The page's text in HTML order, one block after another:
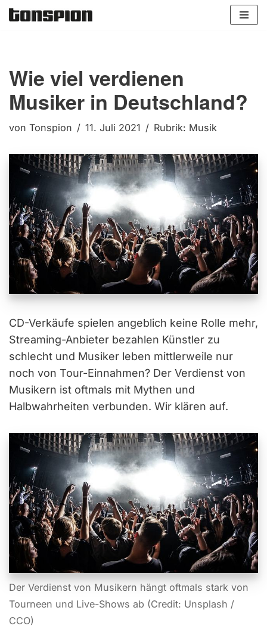
Wie viel verdienen
Musiker in Deutschland?
von Tonspion 11. Juli 2021 Rubrik: Musik
CD-Verkäufe spielen angeblich keine Rolle mehr,
Streaming-Anbieter bezahlen Künstler zu
schlecht und Musiker leben mittlerweile nur
noch von Tour-Einnahmen? Der Verdienst von
Musikern ist oftmals mit Mythen und
Halbwahrheiten verbunden. Wir klären auf.
Der Verdienst von Musikern hängt oftmals stark von
Tourneen und Live-Shows ab (Credit: Unsplash /
CCO)